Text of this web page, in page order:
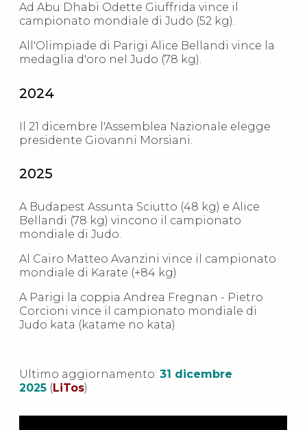
Ad Abu Dhabi Odette Giuffrida vince il
campionato mondiale di Judo (52 kg).
All'Olimpiade di Parigi Alice Bellandi vince la
medaglia d'oro nel Judo (78 kg).
2024
Il 21 dicembre l'Assemblea Nazionale elegge
presidente Giovanni Morsiani.
2025
A Budapest Assunta Sciutto (48 kg) e Alice
Bellandi (78 kg) vincono il campionato
mondiale di Judo.
Al Cairo Matteo Avanzini vince il campionato
mondiale di Karate (+84 kg)
A Parigi la coppia Andrea Fregnan - Pietro
Corcioni vince il campionato mondiale di
Judo kata (katame no kata)
Ultimo aggiornamento:31 dicembre
2025 (LiTos)